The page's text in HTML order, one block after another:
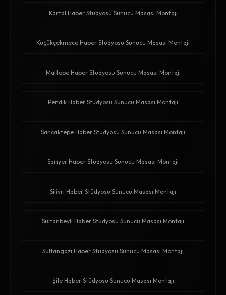
Kartal Haber Stüdyosu Sunucu Masası Montajı
Küçükçekmece Haber Stüdyosu Sunucu Masası Montajı
Maltepe Haber Stüdyosu Sunucu Masası Montajı
Pendik Haber Stüdyosu Sunucu Masası Montajı
Sancaktepe Haber Stüdyosu Sunucu Masası Montajı
Sarıyer Haber Stüdyosu Sunucu Masası Montajı
Silivri Haber Stüdyosu Sunucu Masası Montajı
Sultanbeyli Haber Stüdyosu Sunucu Masası Montajı
Sultangazi Haber Stüdyosu Sunucu Masası Montajı
Şile Haber Stüdyosu Sunucu Masası Montajı